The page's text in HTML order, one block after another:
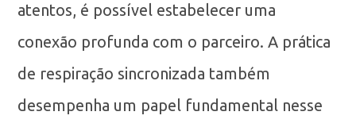
atentos, é possível estabelecer uma
conexão profunda com o parceiro. A prática
de respiração sincronizada também
desempenha um papel fundamental nesse